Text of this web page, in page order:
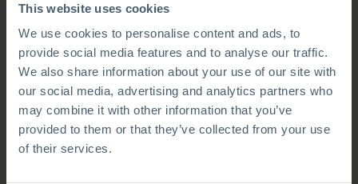
This website uses cookies
We use cookies to personalise content and ads, to
provide social media features and to analyse our traffic.
We also share information about your use of our site with
our social media, advertising and analytics partners who
may combine it with other information that you’ve
provided to them or that they’ve collected from your use
of their services.